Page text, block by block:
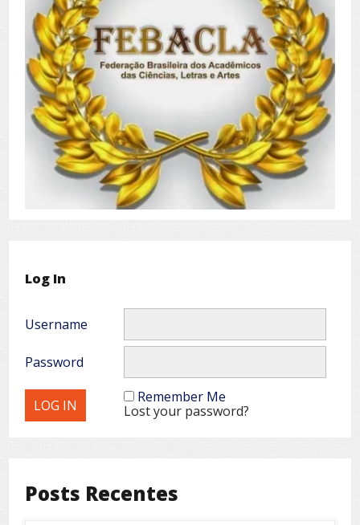
Log In
Username
Password
Remember Me
Lost your password?
Posts Recentes